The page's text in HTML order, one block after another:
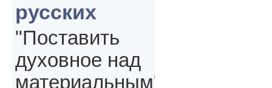
русских
"Поставить
духовное над
материальным"